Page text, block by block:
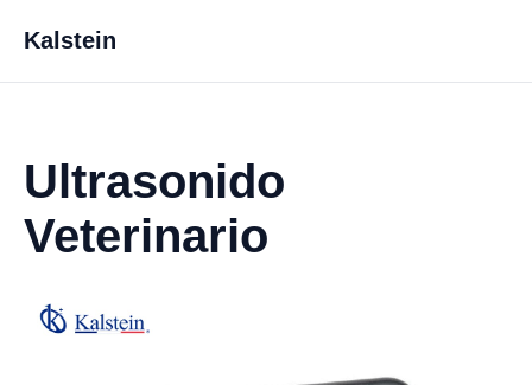
Kalstein
Ultrasonido
Veterinario